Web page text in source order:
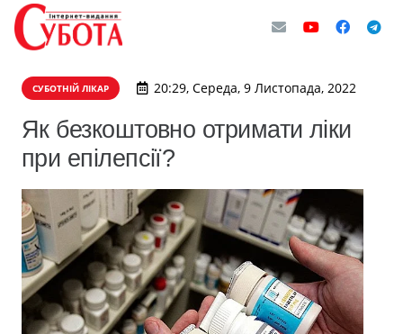
СУБОТНІЙ ЛІКАР 20:29, Середа, 9 Листопада, 2022
Як безкоштовно отримати ліки
при епілепсії?